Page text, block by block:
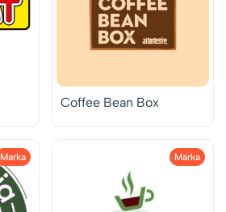
Coffee Bean Box
Marka Marka